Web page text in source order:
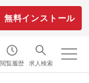
無料インストール
閲覧履歴 求人検索